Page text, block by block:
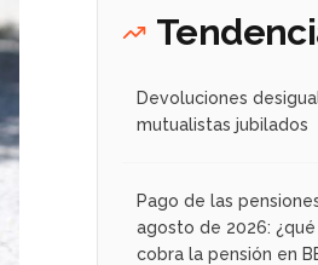
Devoluciones
mutualistas jubilados
Pago de las
agosto de 2026: ¿qué
cobra la pensión en